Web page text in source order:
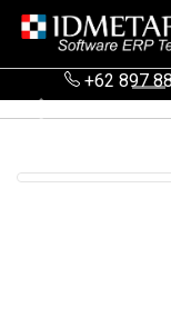
+62 897
Previous